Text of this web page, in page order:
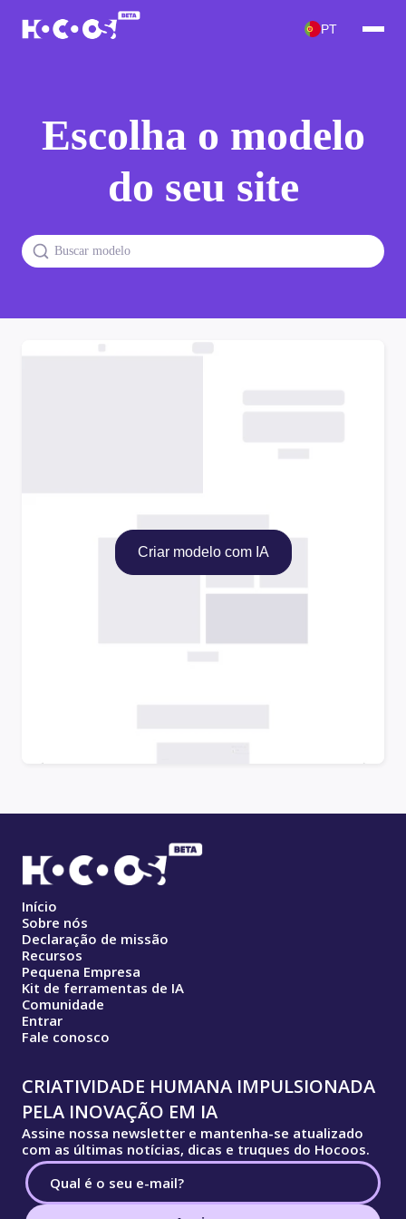
PT
Escolha o modelo
do seu site
Criar modelo com IA
Início
Sobre nós
Declaração de missão
Recursos
Pequena Empresa
Kit de ferramentas de IA
Comunidade
Entrar
Fale conosco
CRIATIVIDADE HUMANA IMPULSIONADA
PELA INOVAÇÃO EM IA
Assine nossa newsletter e mantenha-se atualizado
com as últimas notícias, dicas e truques do Hocoos.